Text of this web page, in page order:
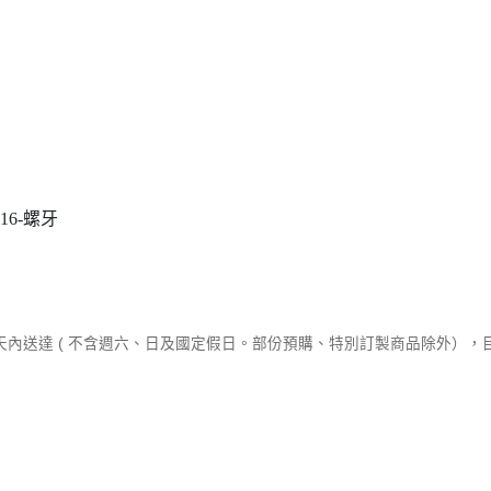
螺牙
送達 ( 不含週六、日及國定假日。部份預購、特別訂製商品除外），